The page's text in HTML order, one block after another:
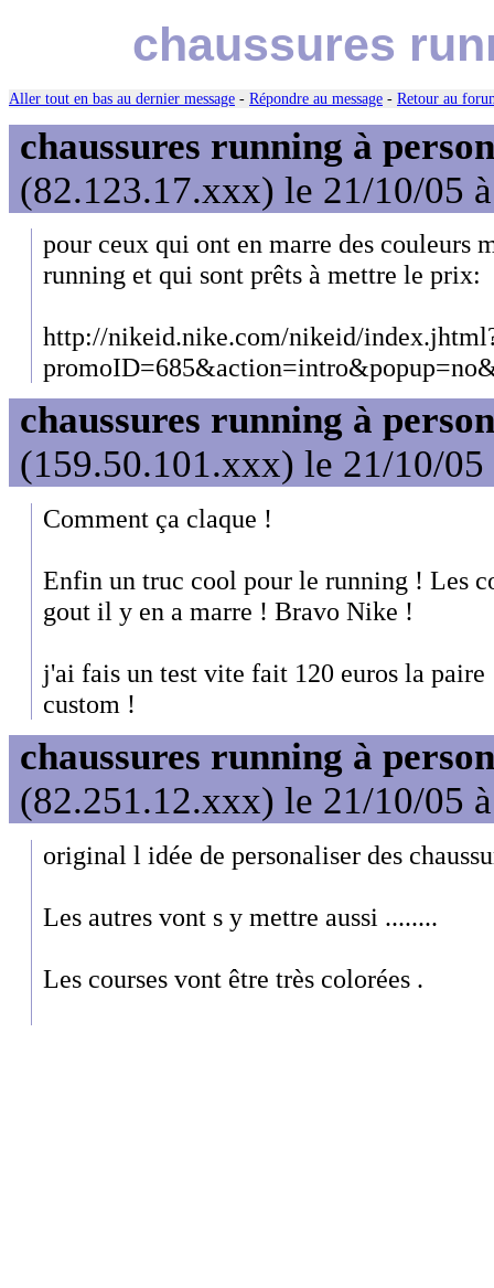
chaussures
Aller tout en bas au dernier message - Répondre au message - Retour au
chaussures running à
(82.123.17.xxx) le 21/10/05
pour ceux qui ont en marre des couleurs
running et qui sont prêts à mettre le prix:
http://nikeid.nike.com/nikeid/
chaussures running à
(159.50.101.xxx) le 21/10/05
Comment ça claque !
Enfin un truc cool pour le running ! Les
gout il y en a marre ! Bravo Nike !
j'ai fais un test vite fait 120 euros la
custom !
chaussures running à
(82.251.12.xxx) le 21/10/05
original l idée de personaliser des
Les autres vont s y mettre aussi ........
Les courses vont être très colorées .